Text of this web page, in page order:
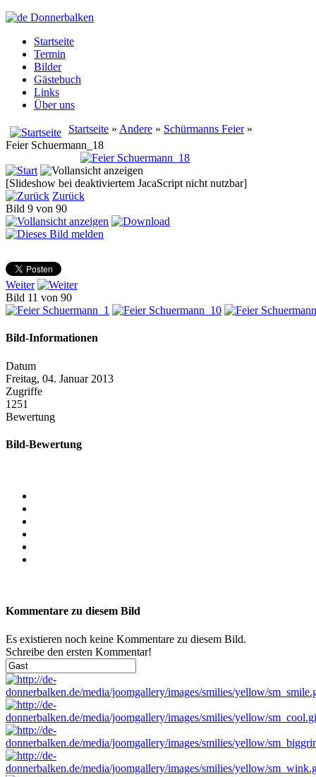
Startseite
Termin
Bilder
Gästebuch
Links
Über uns
Startseite » Andere » Schürmanns Feier»
Feier Schuermann_18
[Slideshow bei deaktiviertem JacaScript nicht nutzbar]
Zurück
Bild 9 von 90
Weiter
Bild 11 von 90
Bild-Informationen
Datum
Freitag, 04. Januar 2013
Zugriffe
1251
Bewertung
Bild-Bewertung
Kommentare zu diesem Bild
Es existieren noch keine Kommentare zu diesem Bild.
Schreibe den ersten Kommentar!